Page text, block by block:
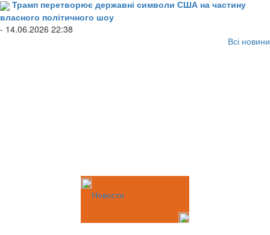
Трамп перетворює державні символи США на частину
власного політичного шоу
- 14.06.2026 22:38
Всі новини
Новости